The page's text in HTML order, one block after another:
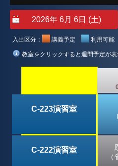
入出区分： 講義予定 利用可能
教室をクリックすると週間予定が表
C-223演習室
C-222演習室